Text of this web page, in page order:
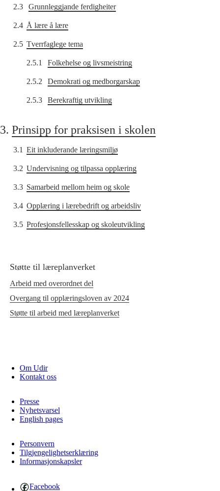
2.3 Grunnleggjande ferdigheiter
2.4 Å lære å lære
2.5 Tverrfaglege tema
2.5.1 Folkehelse og livsmeistring
2.5.2 Demokrati og medborgarskap
2.5.3 Berekraftig utvikling
3. Prinsipp for praksisen i skolen
3.1 Eit inkluderande læringsmiljø
3.2 Undervisning og tilpassa opplæring
3.3 Samarbeid mellom heim og skole
3.4 Opplæring i lærebedrift og arbeidsliv
3.5 Profesjonsfellesskap og skoleutvikling
Støtte til læreplanverket
Arbeid med overordnet del
Overgang til opplæringsloven av 2024
Støtte til arbeid med læreplanverket
Om Udir
Kontakt oss
Presse
Nyhetsvarsel
English pages
Personvern
Tilgjengelighetserklæring
Informasjonskapsler
Facebook